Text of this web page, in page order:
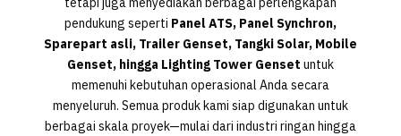
pendukung seperti Panel ATS, Panel Synchron,
Sparepart asli, Trailer Genset, Tangki Solar, Mobile
Genset, hingga Lighting Tower Genset untuk
memenuhi kebutuhan operasional Anda secara
menyeluruh. Semua produk kami siap digunakan untuk
berbagai skala proyek—mulai dari industri ringan hingga